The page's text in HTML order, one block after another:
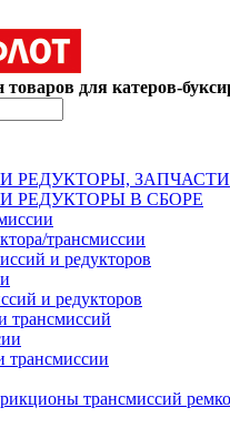
товаров для катеров-
РЕДУКТОРЫ, ЗАПЧАСТИ
РЕДУКТОРЫ В СБОРЕ
трансмиссии
и редукторов
и редукторов
трансмиссий
трансмиссий